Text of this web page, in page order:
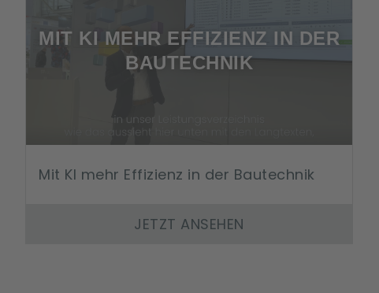
MIT KI MEHR EFFIZIENZ IN DER
BAUTECHNIK
Mit KI mehr Effizienz in der Bautechnik
JETZT ANSEHEN